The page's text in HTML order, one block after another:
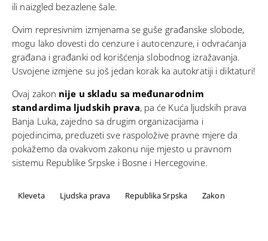
ili naizgled bezazlene šale.
Ovim represivnim izmjenama se guše građanske slobode,
mogu lako dovesti do cenzure i autocenzure, i odvraćanja
građana i građanki od korišćenja slobodnog izražavanja.
Usvojene izmjene su još jedan korak ka autokratiji i diktaturi!
Ovaj zakon nije u skladu sa međunarodnim
standardima ljudskih prava, pa će Kuća ljudskih prava
Banja Luka, zajedno sa drugim organizacijama i
pojedincima, preduzeti sve raspoložive pravne mjere da
pokažemo da ovakvom zakonu nije mjesto u pravnom
sistemu Republike Srpske i Bosne i Hercegovine.
Kleveta Ljudska prava Republika Srpska Zakon